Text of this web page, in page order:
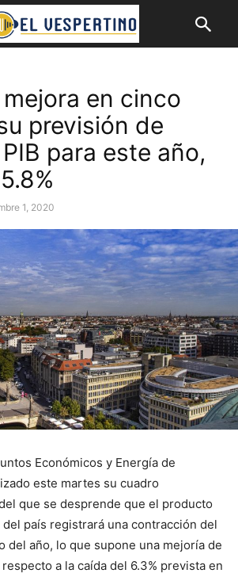
en cinco
previsión de
para este año,
1, 2020
Económicos y Energía de
este martes su cuadro
que se desprende que el producto
país registrará una contracción del
del año, lo que supone una mejoría de
a la caída del 6.3% prevista en